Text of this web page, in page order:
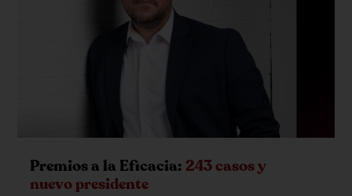
Premios a la Eficacia: 243 casos y
nuevo presidente